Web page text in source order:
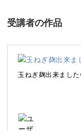
グラタンに通常使
トソース」に変え
この酒粕ホワイト
にアレンジするこ
受講者の作品
玉ねぎ麹出来まし